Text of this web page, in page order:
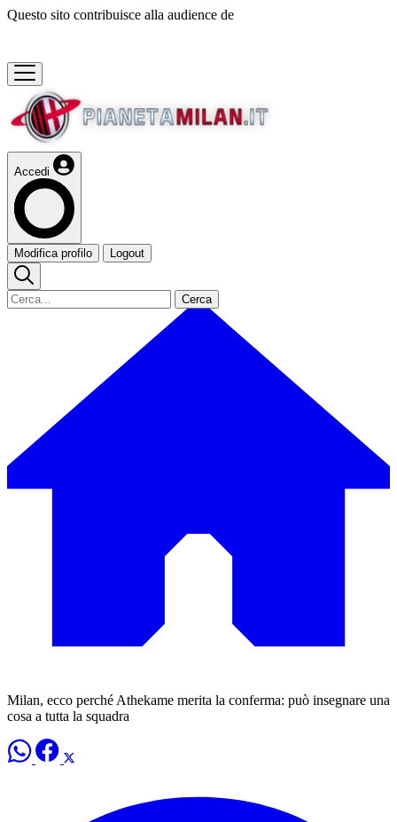
Questo sito contribuisce alla audience de
Accedi
Modifica profilo Logout
Cerca
Milan, ecco perché Athekame merita la conferma: può insegnare una
cosa a tutta la squadra